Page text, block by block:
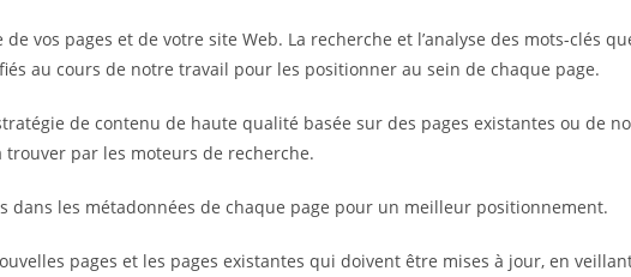
vos pages et de votre site Web. La recherche et l’analyse des mots-clés
au cours de notre travail pour les positionner au sein de chaque page.
de contenu de haute qualité basée sur des pages existantes ou de
trouver par les moteurs de recherche.
dans les métadonnées de chaque page pour un meilleur positionnement.
pages et les pages existantes qui doivent être mises à jour, en